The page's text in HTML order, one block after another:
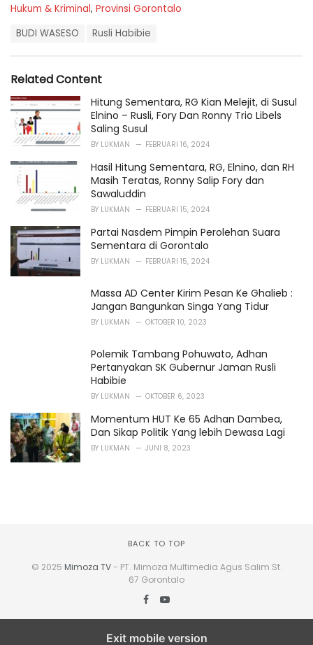
C
r
i
e
Hukum & Kriminal, Provinsi Gorontalo
:
BUDI WASESO Rusli Habibie
Related Content
Hitung Sementara, RG Kian Melejit, di Susul
Elnino – Rusli, Fory Dan Ronny Trio Libels
Saling Susul
BY LUKMAN FEBRUARI 16, 2024
Hasil Hitung Sementara, RG, Elnino, dan RH
Masih Teratas, Ronny Salip Fory dan
Sawaluddin
BY LUKMAN FEBRUARI 15, 2024
Partai Nasdem Pimpin Perolehan Suara
Sementara di Gorontalo
BY LUKMAN FEBRUARI 15, 2024
Massa AD Center Kirim Pesan Ke Ghalieb :
Jangan Bangunkan Singa Yang Tidur
BY LUKMAN OKTOBER 10, 2023
Polemik Tambang Pohuwato, Adhan
Pertanyakan SK Gubernur Jaman Rusli
Habibie
BY LUKMAN OKTOBER 6, 2023
Momentum HUT Ke 65 Adhan Dambea,
Dan Sikap Politik Yang lebih Dewasa Lagi
BY LUKMAN JUNI 8, 2023
BACK TO TOP
© 2025 Mimoza TV- PT. Mimoza Multimedia Agus Salim St.
67 Gorontalo
Exit mobile version